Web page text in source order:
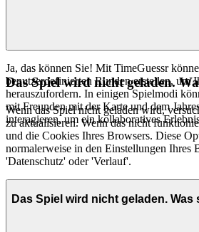
Ja, das können Sie! Mit TimeGuessr
benutzerdefinierten Runden erstellen, um
herauszufordern. In einigen Spielmodi
mit Freunden mit der Karte und dem
interagieren, um ein kollaboratives
Das Spiel wird nicht geladen.
Wenn das Spiel nicht geladen wird,
zu aktualisieren. Wenn das nicht
und die Cookies Ihres Browsers. Diese
normalerweise in den Einstellungen Ihres
'Datenschutz' oder 'Verlauf'.
Das Spiel wird nicht geladen. Was